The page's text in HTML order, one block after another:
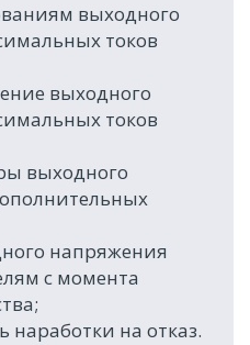
выходного
токов
выходного
токов
выходного
напряжения
с момента
наработки на отказ.